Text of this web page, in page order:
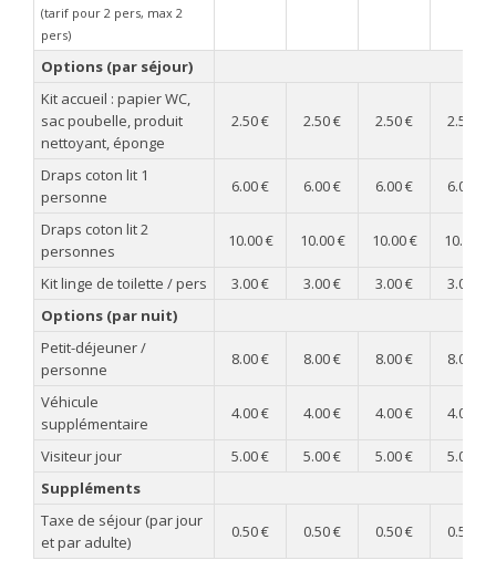
(tarif pour 2 pers, max 2
pers)
Options (par séjour)
Kit accueil : papier WC,
sac poubelle, produit
nettoyant, éponge
2.50 € 2.50 € 2.50 € 2.50 €
Draps coton lit 1
personne
6.00 € 6.00 € 6.00 € 6.00 €
Draps coton lit 2
personnes
10.00 € 10.00 € 10.00 € 10.00 €
Kit linge de toilette / pers 3.00 € 3.00 € 3.00 €
3.00 €
Options (par nuit)
Petit-déjeuner /
personne
8.00 € 8.00 € 8.00 € 8.00 €
Véhicule
supplémentaire
4.00 € 4.00 € 4.00 € 4.00 €
Visiteur jour 5.00 € 5.00 € 5.00 €
5.00 €
Suppléments
Taxe de séjour (par jour
et par adulte)
0.50 € 0.50 € 0.50 € 0.50 €